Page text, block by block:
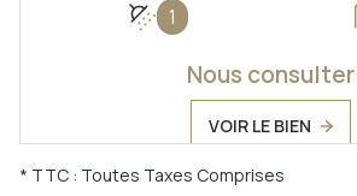
1
Nous consulter
VOIR LE BIEN
* TTC : Toutes Taxes Comprises